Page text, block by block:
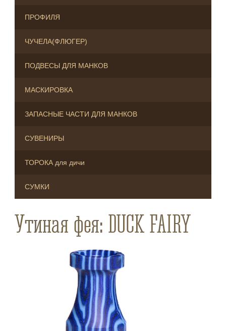
ПРОФИЛЯ
ЧУЧЕЛА(ФЛЮГЕР)
ПОДВЕСЫ ДЛЯ МАНКОВ
МАСКИРОВКА
ЗАПАСНЫЕ ЧАСТИ ДЛЯ МАНКОВ
СУВЕНИРЫ
ТОРОКА для дичи
СУМКИ
Утиная фея: DUCK FAIRY